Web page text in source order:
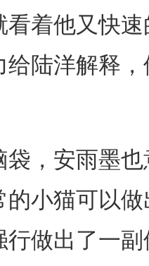
他又快速
给陆洋解释
安雨墨也
的小猫可以
行做出了一